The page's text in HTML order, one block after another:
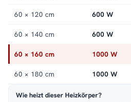
60 × 120 cm 600 W
60 × 140 cm 600 W
60 × 160 cm 1000 W
60 × 180 cm 1000 W
Wie heizt dieser Heizkörper?